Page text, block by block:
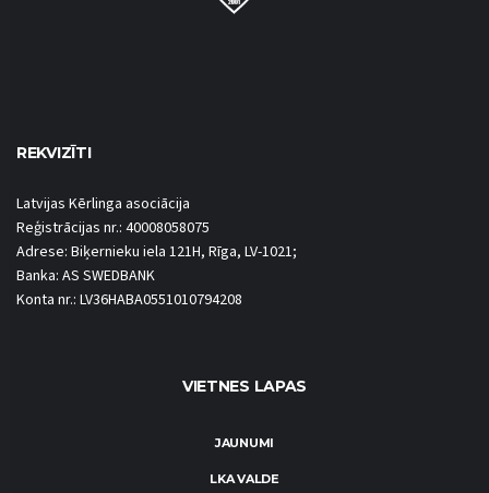
REKVIZĪTI
Latvijas Kērlinga asociācija
Reģistrācijas nr.: 40008058075
Adrese: Biķernieku iela 121H, Rīga, LV-1021;
Banka: AS SWEDBANK
Konta nr.: LV36HABA0551010794208
VIETNES LAPAS
JAUNUMI
LKA VALDE